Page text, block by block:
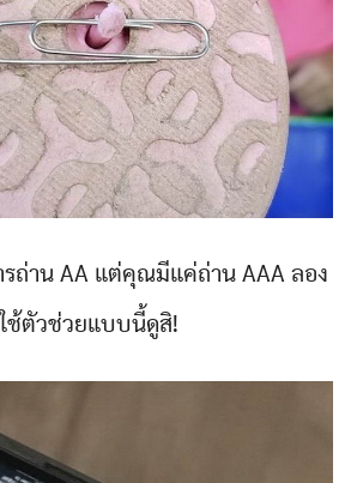
ถ่าน AA แต่คุณมีแค่ถ่าน AAA ลอง
ใช้ตัวช่วยแบบนี้ดูสิ!